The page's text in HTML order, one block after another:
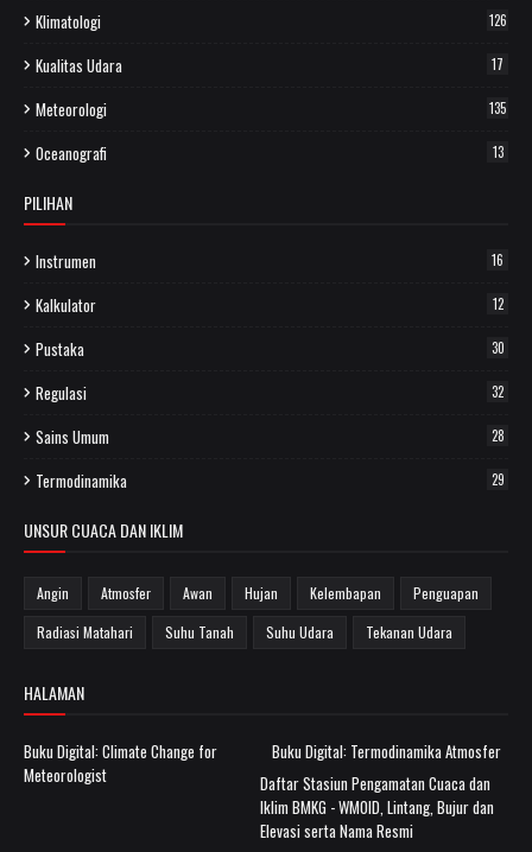
Klimatologi 126
Kualitas Udara 17
Meteorologi 135
Oceanografi 13
PILIHAN
Instrumen 16
Kalkulator 12
Pustaka 30
Regulasi 32
Sains Umum 28
Termodinamika 29
UNSUR CUACA DAN IKLIM
Angin Atmosfer Awan Hujan Kelembapan
Penguapan
Radiasi Matahari
Suhu Tanah Suhu Udara Tekanan Udara
HALAMAN
Buku Digital: Climate Change for
Meteorologist
Buku Digital: Termodinamika Atmosfer
Daftar Stasiun Pengamatan Cuaca dan
Iklim BMKG - WMOID, Lintang, Bujur dan
Elevasi serta Nama Resmi